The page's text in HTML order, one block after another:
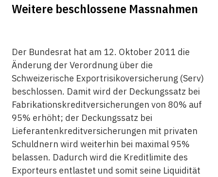
Weitere beschlossene Massnahmen
Der Bundesrat hat am 12. Oktober 2011 die
Änderung der Verordnung über die
Schweizerische Exportrisikoversicherung (Serv)
beschlossen. Damit wird der Deckungssatz bei
Fabrikationskreditversicherungen von 80% auf
95% erhöht; der Deckungssatz bei
Lieferantenkreditversicherungen mit privaten
Schuldnern wird weiterhin bei maximal 95%
belassen. Dadurch wird die Kreditlimite des
Exporteurs entlastet und somit seine Liquidität